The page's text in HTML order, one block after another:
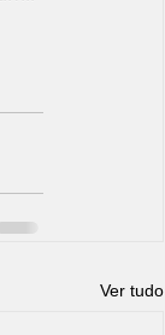
Ver tudo